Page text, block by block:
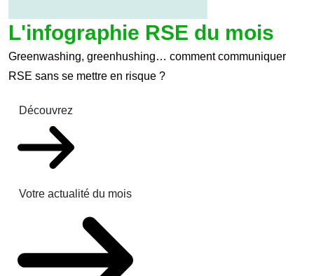
L'infographie RSE du mois
Greenwashing, greenhushing… comment communiquer
RSE sans se mettre en risque ?
Découvrez
Votre actualité du mois